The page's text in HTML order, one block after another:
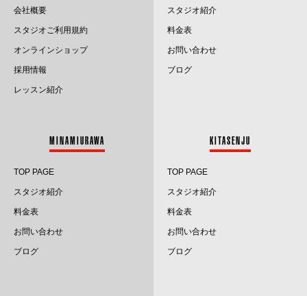
2025.7
2025.5
2025.1
2024.12
2024.11
会社概要
スタジオご利用規約
オンラインショップ
採用情報
レッスン紹介
スタジオ紹介
料金表
お問い合わせ
ブログ
MINAMIURAWA
TOP PAGE
スタジオ紹介
料金表
お問い合わせ
ブログ
KITASENJU
TOP PAGE
スタジオ紹介
料金表
お問い合わせ
ブログ